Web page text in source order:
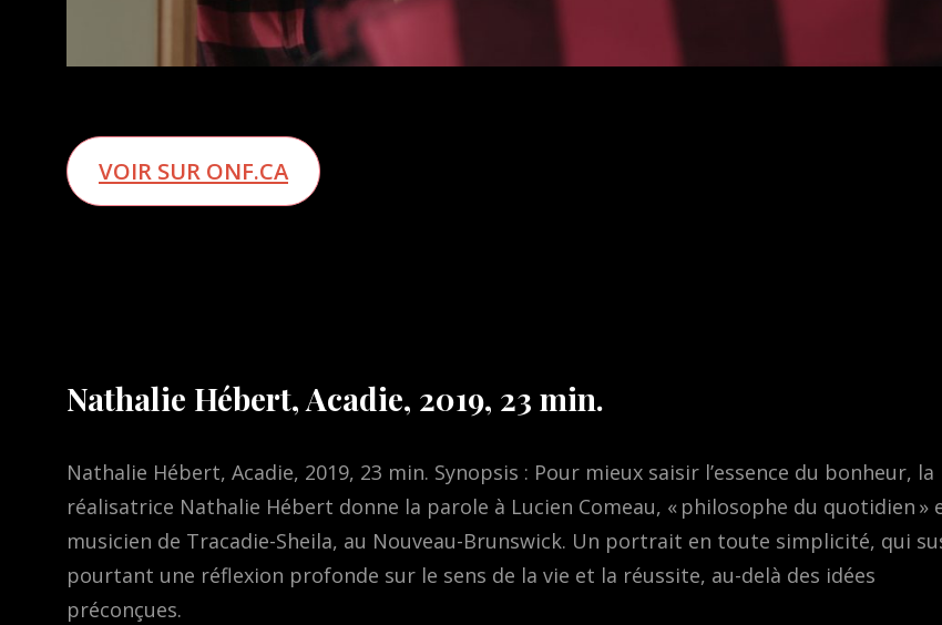
VOIR SUR ONF.CA
Nathalie Hébert, Acadie, 2019, 23 min.
Nathalie Hébert, Acadie, 2019, 23 min. Synopsis : Pour mieux saisir l’essence du bonheur, la
réalisatrice Nathalie Hébert donne la parole à Lucien Comeau, « philosophe du quotidien »
musicien de Tracadie-Sheila, au Nouveau-Brunswick. Un portrait en toute simplicité, qui
pourtant une réflexion profonde sur le sens de la vie et la réussite, au-delà des idées
préconçues.